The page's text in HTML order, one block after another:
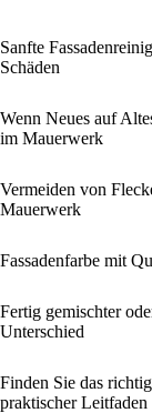
Sanfte
Schäden
Wenn Neues auf
im Mauerwerk
Vermeiden von
Mauerwerk
Fassadenfarbe mit
Fertig gemischter
Unterschied
Finden Sie das
praktischer Leitfaden